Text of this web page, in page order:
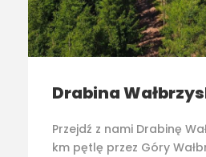
Drabina
Przejdź z nami Drabinę
km pętlę przez Góry